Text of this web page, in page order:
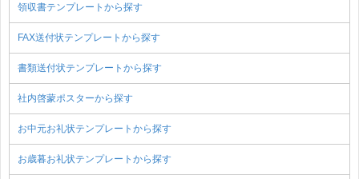
領収書テンプレートから探す
FAX送付状テンプレートから探す
書類送付状テンプレートから探す
社内啓蒙ポスターから探す
お中元お礼状テンプレートから探す
お歳暮お礼状テンプレートから探す